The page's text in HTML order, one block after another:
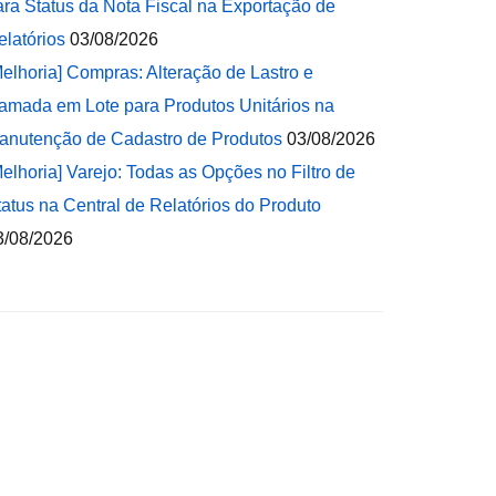
Status da Nota Fiscal na Exportação de
03/08/2026
Compras: Alteração de Lastro e
em Lote para Produtos Unitários na
de Cadastro de Produtos 03/08/2026
Varejo: Todas as Opções no Filtro de
na Central de Relatórios do Produto
08/2026